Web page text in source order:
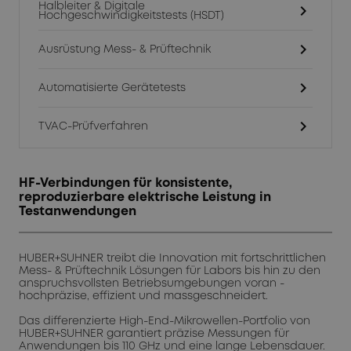
Halbleiter & Digitale
Hochgeschwindigkeitstests (HSDT)
chevron_right
Ausrüstung Mess- & Prüftechnik chevron_right
Automatisierte Gerätetests chevron_right
TVAC-Prüfverfahren chevron_right
HF-Verbindungen für konsistente,
reproduzierbare elektrische Leistung in
Testanwendungen
HUBER+SUHNER treibt die Innovation mit fortschrittlichen
Mess- & Prüftechnik Lösungen für Labors bis hin zu den
anspruchsvollsten Betriebsumgebungen voran -
hochpräzise, effizient und massgeschneidert.
Das differenzierte High-End-Mikrowellen-Portfolio von
HUBER+SUHNER garantiert präzise Messungen für
Anwendungen bis 110 GHz und eine lange Lebensdauer.